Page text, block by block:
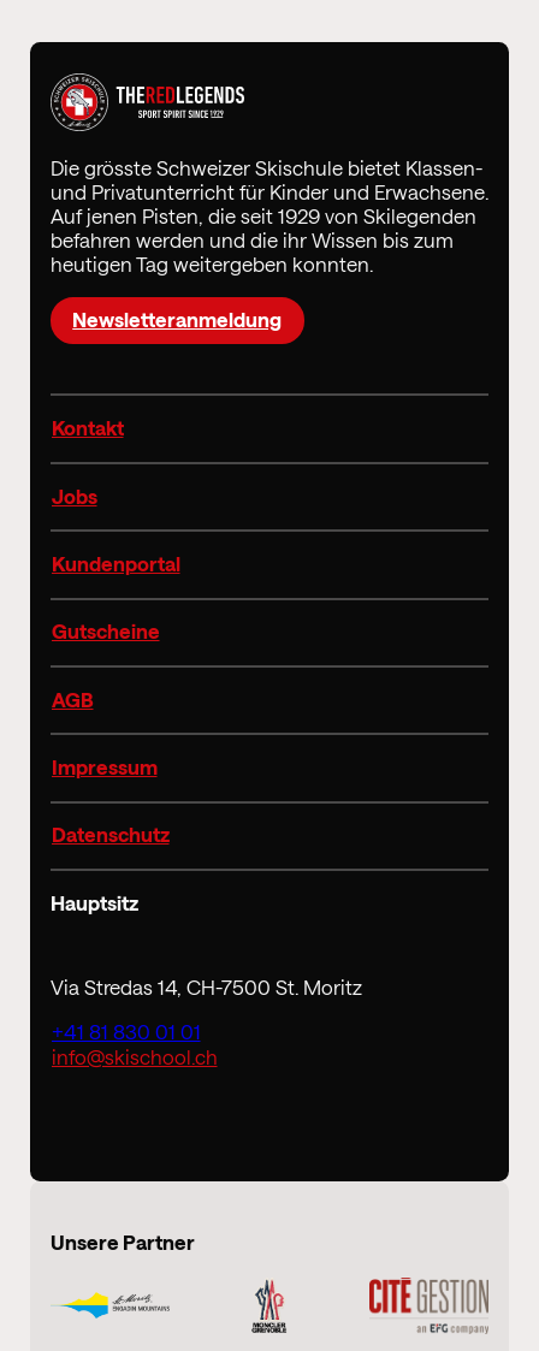
Die grösste Schweizer Skischule bietet Klassen-
und Privatunterricht für Kinder und Erwachsene.
Auf jenen Pisten, die seit 1929 von Skilegenden
befahren werden und die ihr Wissen bis zum
heutigen Tag weitergeben konnten.
Newsletteranmeldung
Kontakt
Jobs
Kundenportal
Gutscheine
AGB
Impressum
Datenschutz
Hauptsitz
Via Stredas 14, CH-7500 St. Moritz
+41 81 830 01 01
info@skischool.ch
Unsere Partner